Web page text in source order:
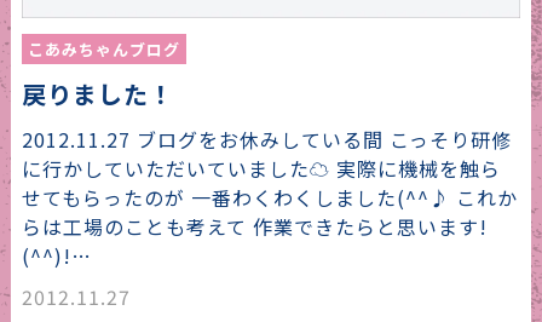
こあみちゃんブログ
戻りました！
2012.11.27 ブログをお休みしている間 こっそり研修
に行かしていただいていました☁ 実際に機械を触ら
せてもらったのが 一番わくわくしました(^^♪ これか
らは工場のことも考えて 作業できたらと思います!
(^^)!…
2012.11.27